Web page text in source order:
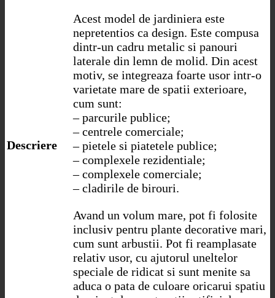
Descriere
Acest model de jardiniera este
nepretentios ca design. Este compusa
dintr-un cadru metalic si panouri
laterale din lemn de molid. Din acest
motiv, se integreaza foarte usor intr-o
varietate mare de spatii exterioare,
cum sunt:
– parcurile publice;
– centrele comerciale;
– pietele si piatetele publice;
– complexele rezidentiale;
– complexele comerciale;
– cladirile de birouri.
Avand un volum mare, pot fi folosite
inclusiv pentru plante decorative mari,
cum sunt arbustii. Pot fi reamplasate
relativ usor, cu ajutorul uneltelor
speciale de ridicat si sunt menite sa
aduca o pata de culoare oricarui spatiu